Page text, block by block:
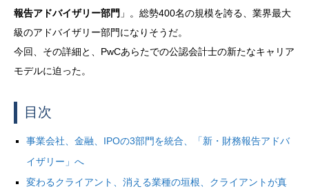
報告アドバイザリー部門 」。総勢400名の規模を誇る、業界最大
級のアドバイザリー部門になりそうだ。
今回、その詳細と、 PwCあらたでの公認会計士の新たなキャリア
モデルに迫った。
目次
事業会社、金融、 IPOの3部門を統合、「新・財務報告アドバ
イザリー」へ
変わるクライアント、消える業種の垣根、クライアントが真